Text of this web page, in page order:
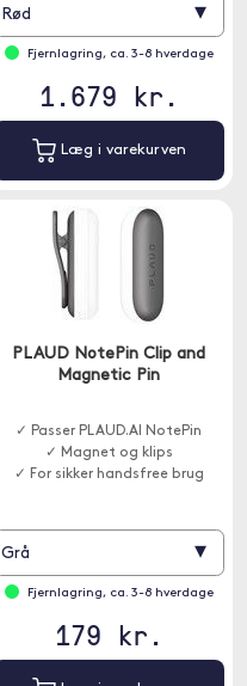
Rød ▾
Fjernlagring, ca. 3-8 hverdage
1.679 kr.
Læg i varekurven
PLAUD NotePin Clip and
Magnetic Pin
✓ Passer PLAUD.AI NotePin
✓ Magnet og klips
✓ For sikker handsfree brug
Grå ▾
Fjernlagring, ca. 3-8 hverdage
179 kr.